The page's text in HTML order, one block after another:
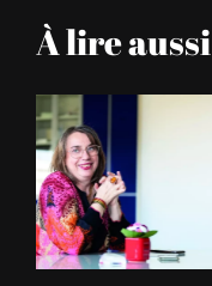
À lire aussi